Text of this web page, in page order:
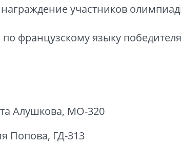
участников
французскому языку
Алушкова, МО-320
Попова, ГД-313